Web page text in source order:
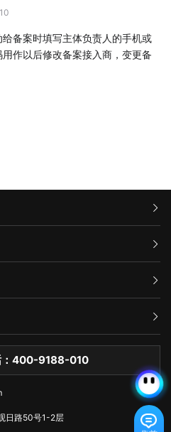
备案时填写主体负责人的手机或
作以后修改备案接入商，变更备
：400-9188-010
日路50号1-2层